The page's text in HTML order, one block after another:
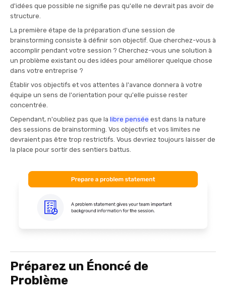
d'idées que possible ne signifie pas qu'elle ne devrait pas avoir de
structure.
La première étape de la préparation d'une session de
brainstorming consiste à définir son objectif. Que cherchez-vous à
accomplir pendant votre session ? Cherchez-vous une solution à
un problème existant ou des idées pour améliorer quelque chose
dans votre entreprise ?
Établir vos objectifs et vos attentes à l'avance donnera à votre
équipe un sens de l'orientation pour qu'elle puisse rester
concentrée.
Cependant, n'oubliez pas que la libre pensée est dans la nature
des sessions de brainstorming. Vos objectifs et vos limites ne
devraient pas être trop restrictifs. Vous devriez toujours laisser de
la place pour sortir des sentiers battus.
Préparez un Énoncé de
Problème